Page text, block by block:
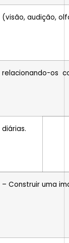
(visão, audição,
relacionando-os
diárias.
– Construir uma